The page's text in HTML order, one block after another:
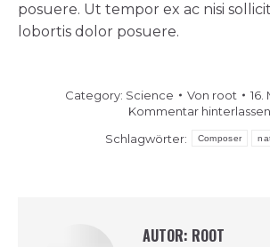
posuere. Ut tempor ex ac nisi
lobortis dolor posuere.
Category: Science Von root
16.
Kommentar hinterlassen
Schlagwörter:
Composer
AUTOR: ROOT